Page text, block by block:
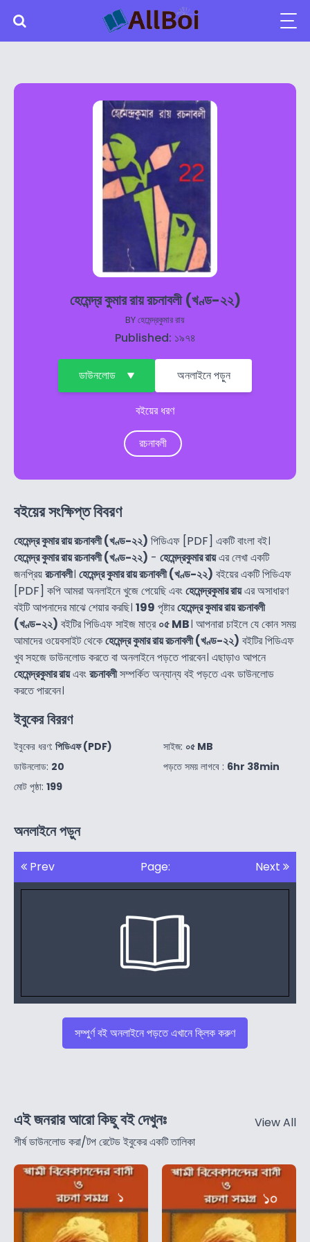
হেমেন্দ্র কুমার রায় রচনাবলী (খণ্ড-২২)
BYহেমেন্দ্রকুমার রায়
Published: ১৯৭৪
ডাউনলোড অনলাইনে পড়ুন
বইয়ের ধরণ
রচনাবলী
বইয়ের সংক্ষিপ্ত বিবরণ
হেমেন্দ্র কুমার রায় রচনাবলী (খণ্ড-২২) পিডিএফ [PDF] একটি বাংলা বই।
হেমেন্দ্র কুমার রায় রচনাবলী (খণ্ড-২২) - হেমেন্দ্রকুমার রায়এর লেখা একটি
জনপ্রিয়রচনাবলী। হেমেন্দ্র কুমার রায় রচনাবলী (খণ্ড-২২) বইয়ের একটি পিডিএফ
[PDF] কপি আমরা অনলাইনে খুজে পেয়েছি এবংহেমেন্দ্রকুমার রায়এর অসাধারণ
বইটি আপনাদের মাঝে শেয়ার করছি। 199 পৃষ্টারহেমেন্দ্র কুমার রায় রচনাবলী
(খণ্ড-২২) বইটির পিডিএফ সাইজ মাত্র০৫ MB। আপনারা চাইলে যে কোন সময়
আমাদের ওয়েবসাইট থেকেহেমেন্দ্র কুমার রায় রচনাবলী (খণ্ড-২২) বইটির পিডিএফ
খুব সহজে ডাউনলোড করতে বা অনলাইনে পড়তে পারবেন। এছাড়াও আপনে
হেমেন্দ্রকুমার রায়এবংরচনাবলীসম্পর্কিত অন্যান্য বই পড়তে এবং ডাউনলোড
করতে পারবেন।
ইবুকের বিররণ
ইবুকের ধরণ: পিডিএফ (PDF)
ডাউনলোড: 20
মোট পৃষ্ঠা: 199
সাইজ: ০৫ MB
পড়তে সময় লাগবে : 6hr 38min
অনলাইনে পড়ুন
Prev Page: Next
সম্পুর্ণ বই অনলাইনে পড়তে এখানে ক্লিক করুণ
এই জনরার আরো কিছু বই দেখুনঃ
শীর্ষ ডাউনলোড করা/টপ রেটেড ইবুকের একটি তালিকা
View All